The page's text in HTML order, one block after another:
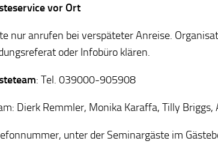
vor Ort
nur anrufen bei verspäteter Anreise.
oder Infobüro klären.
: Tel. 039000-905908
Dierk Remmler, Monika Karaffa, Tilly Briggs,
unter der Seminargäste im